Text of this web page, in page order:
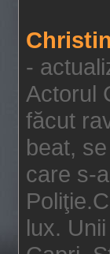
-
Actorul
făcut
beat,
care s-
lux.